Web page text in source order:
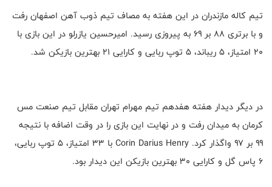
تیم کاله مازندران در این هفته به مصاف تیم ذوب آهن اصفهان رفت
و با برتری ۸۸ بر ۶۹ به پیروزی رسید. امیرحسین یازرلو در این بازی با
۲۰ امتیاز، ۵ ریباند، ۵ توپ ربایی و کارایی ۲۱ بهترین بازیکن شد.
در دیگر دیدار هفته هفدهم تیم مهرام تهران مقابل تیم صنعت مس
کرمان به میدان رفت و در نهایت این بازی را در وقت اضافه با نتیجه
۹۹ بر ۹۷ واگذار کرد. Corin Darius Henry با ۳۳ امتیاز، ۵ توپ ربایی،
۶ پاس گل و کارایی ۳۰ بهترین بازیکن این دیدار بود.